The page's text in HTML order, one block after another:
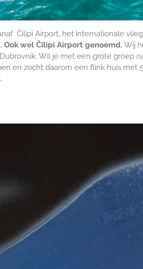
Čilipi Airport, het internationale
Ook wel Čilipi Airport genoemd. Wij
Wil je met een grote groep
en zocht daarom een flink huis met